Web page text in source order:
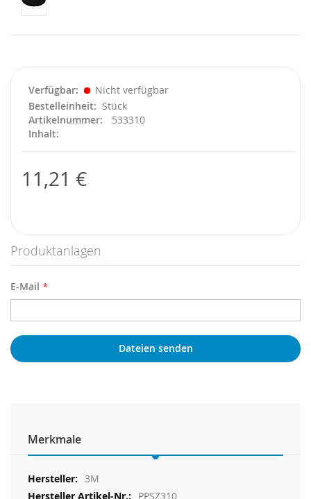
Verfügbar
Nicht verfügbar
Bestelleinheit
Stück
Artikelnummer
533310
Inhalt
11,21 €
Produktanlagen
E-Mail
Dateien senden
Merkmale
Weitere
Informationen
3M
PPSZ310